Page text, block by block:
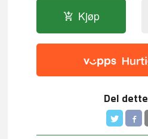
Kjøp
Del dette